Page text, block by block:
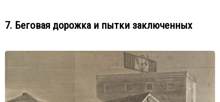
7. Беговая дорожка и пытки заключенных